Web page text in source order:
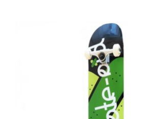
Skateboard skate-aid